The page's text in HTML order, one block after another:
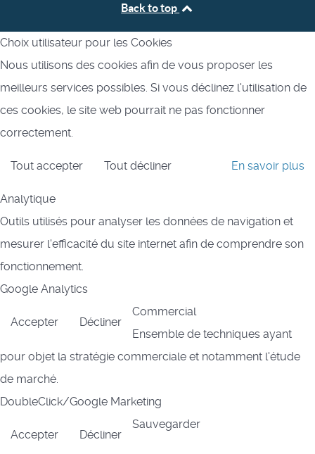
Back to top
Choix utilisateur pour les Cookies
Nous utilisons des cookies afin de vous proposer les
meilleurs services possibles. Si vous déclinez l'utilisation de
ces cookies, le site web pourrait ne pas fonctionner
correctement.
Tout accepter Tout décliner En savoir plus
Analytique
Outils utilisés pour analyser les données de navigation et
mesurer l'efficacité du site internet afin de comprendre son
fonctionnement.
Google Analytics
Accepter Décliner
Commercial
Ensemble de techniques ayant
pour objet la stratégie commerciale et notamment l'étude
de marché.
DoubleClick/Google Marketing
Accepter Décliner
Sauvegarder